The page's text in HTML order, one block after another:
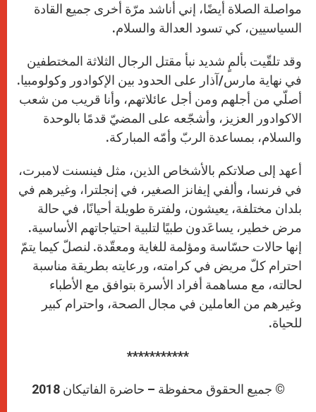
مواصلة الصلاة أيضًا، إني أناشد مرّة أخرى جميع القادة
السياسيين، كي تسود العدالة والسلام.
وقد تلقّيت بألمٍ شديد نبأ مقتل الرجال الثلاثة المختطفين
في نهاية مارس/آذار على الحدود بين الإكوادور وكولومبيا.
أصلّي من أجلهم ومن أجل عائلاتهم، وأنا قريب من شعب
الاكوادور العزيز، وأشجّعه على المضيّ قدمًا بالوحدة
والسلام، بمساعدة الربّ وأمّه المباركة.
أعهد إلى صلاتكم بالأشخاص الذين، مثل فينسنت لامبرت،
في فرنسا، وألفي إيفانز الصغير، في إنجلترا، وغيرهم في
بلدان مختلفة، يعيشون، ولفترة طويلة أحيانًا، في حالة
مرض خطير، يساعَدون طبيًا لتلبية احتياجاتهم الأساسية.
إنها حالات حسّاسة ومؤلمة للغاية ومعقّدة. لنصلّ كيما يتمّ
احترام كلّ مريض في كرامته، ورعايته بطريقة مناسبة
لحالته، مع مساهمة أفراد الأسرة بتوافق مع الأطباء
وغيرهم من العاملين في مجال الصحة، واحترام كبير
للحياة.
***********
© جميع الحقوق محفوظة – حاضرة الفاتيكان 2018